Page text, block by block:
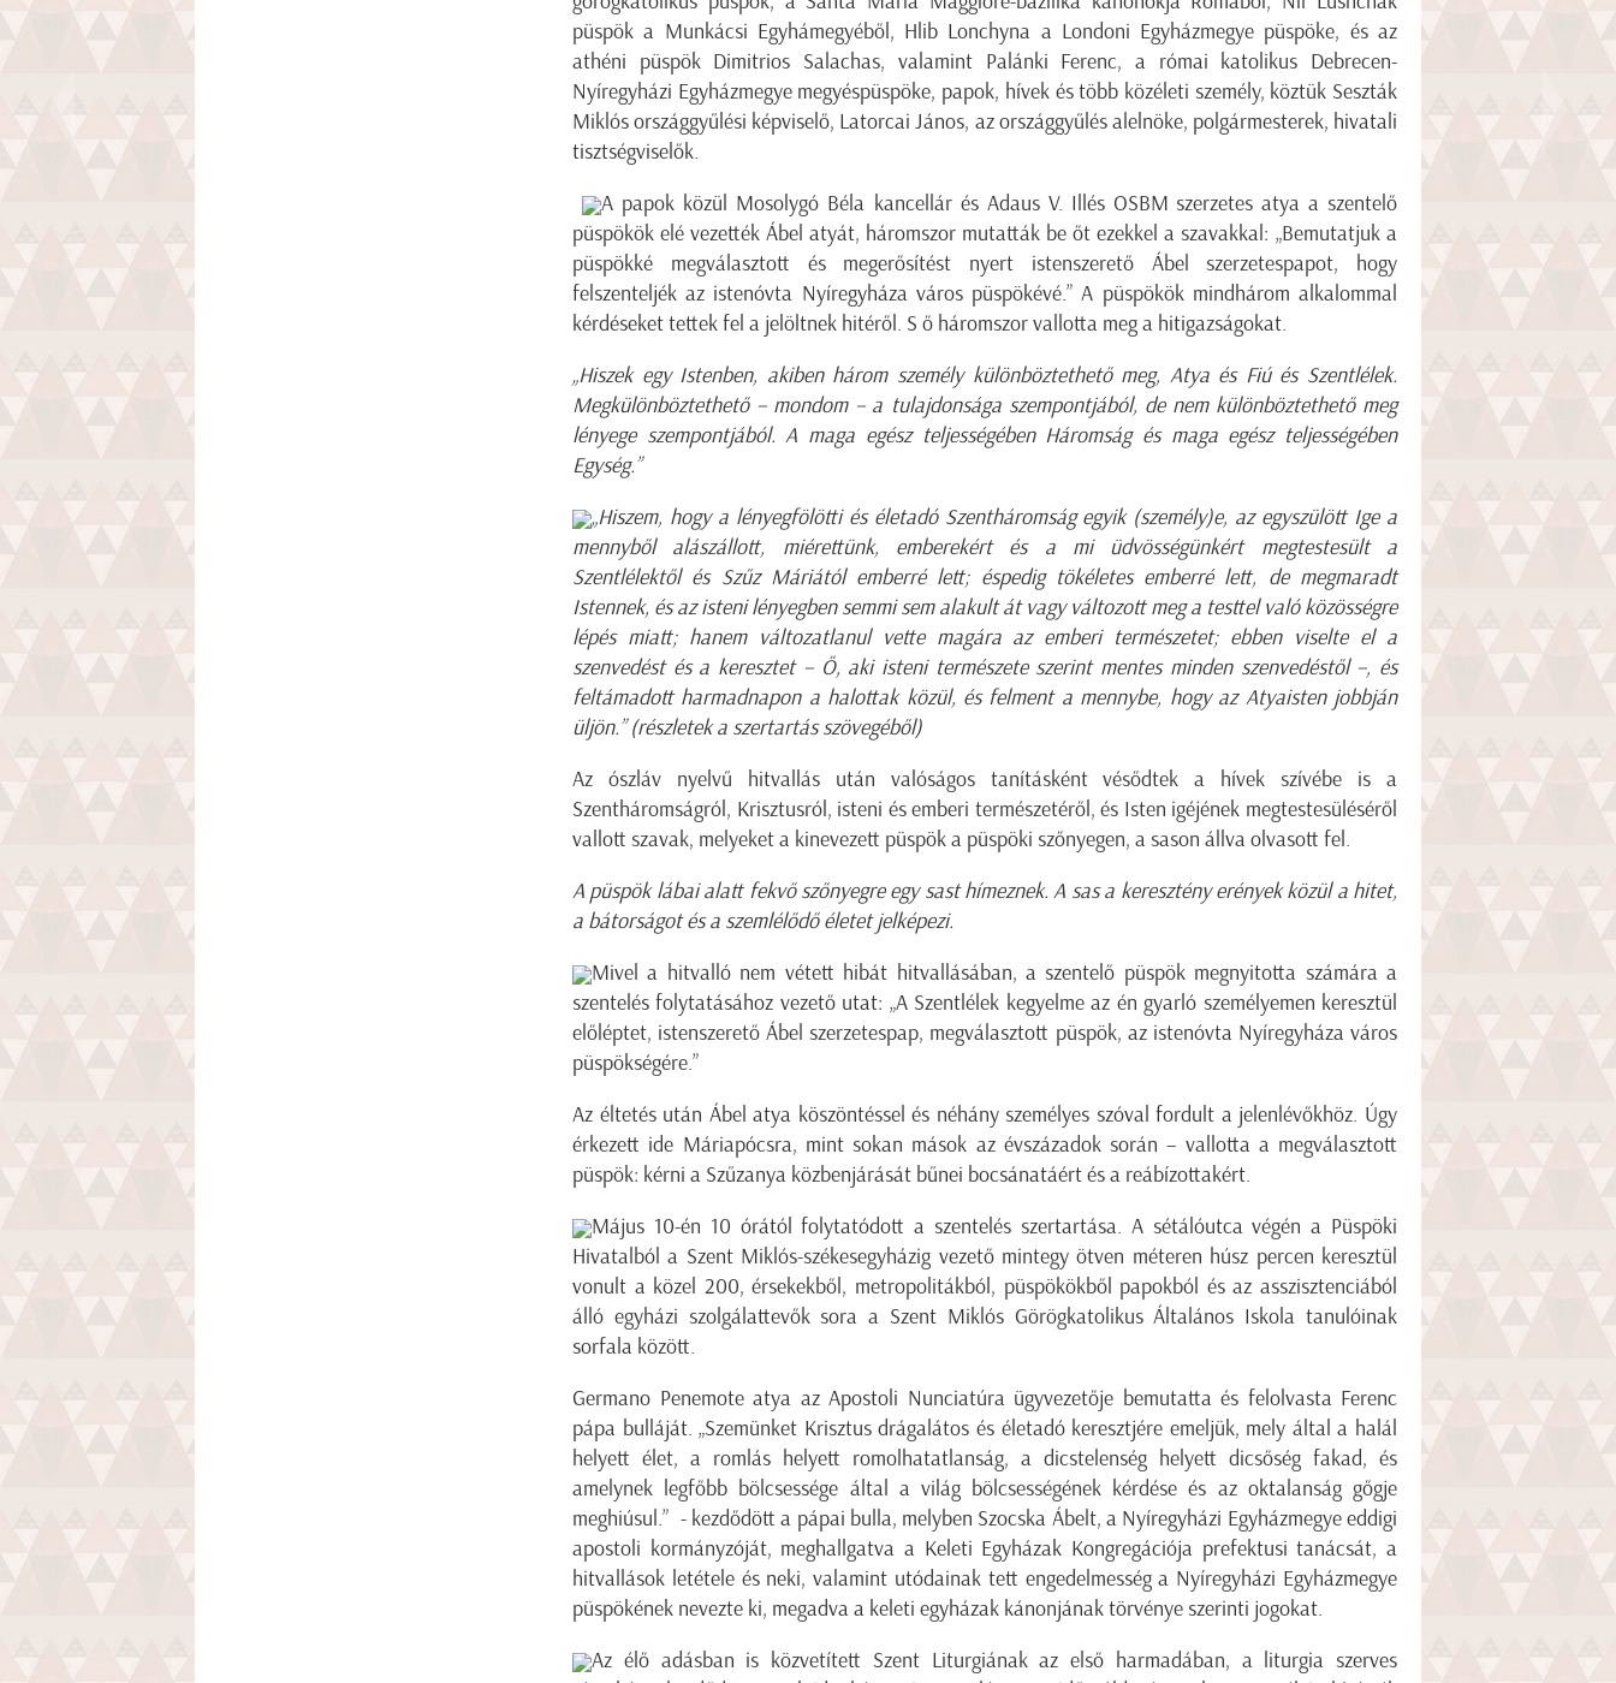
püspök a Munkácsi Egyhámegyéből, Hlib Lonchyna a Londoni Egyházmegye püspöke, és az
athéni püspök Dimitrios Salachas, valamint Palánki Ferenc, a római katolikus Debrecen-
Nyíregyházi Egyházmegye megyéspüspöke, papok, hívek és több közéleti személy, köztük Seszták
Miklós országgyűlési képviselő, Latorcai János, az országgyűlés alelnöke, polgármesterek, hivatali
tisztségviselők.
A papok közül Mosolygó Béla kancellár és Adaus V. Illés OSBM szerzetes atya a szentelő
püspökök elé vezették Ábel atyát, háromszor mutatták be őt ezekkel a szavakkal: „Bemutatjuk a
püspökké megválasztott és megerősítést nyert istenszerető Ábel szerzetespapot, hogy
felszenteljék az istenóvta Nyíregyháza város püspökévé.” A püspökök mindhárom alkalommal
kérdéseket tettek fel a jelöltnek hitéről. S ő háromszor vallotta meg a hitigazságokat.
„Hiszek egy Istenben, akiben három személy különböztethető meg, Atya és Fiú és Szentlélek.
Megkülönböztethető – mondom – a tulajdonsága szempontjából, de nem különböztethető meg
lényege szempontjából. A maga egész teljességében Háromság és maga egész teljességében
Egység.”
„Hiszem, hogy a lényegfölötti és életadó Szentháromság egyik (személy)e, az egyszülött Ige a
mennyből alászállott, miérettünk, emberekért és a mi üdvösségünkért megtestesült a
Szentlélektől és Szűz Máriától emberré lett; éspedig tökéletes emberré lett, de megmaradt
Istennek, és az isteni lényegben semmi sem alakult át vagy változott meg a testtel való közösségre
lépés miatt; hanem változatlanul vette magára az emberi természetet; ebben viselte el a
szenvedést és a keresztet – Ő, aki isteni természete szerint mentes minden szenvedéstől –, és
feltámadott harmadnapon a halottak közül, és felment a mennybe, hogy az Atyaisten jobbján
üljön.” (részletek a szertartás szövegéből)
Az ószláv nyelvű hitvallás után valóságos tanításként vésődtek a hívek szívébe is a
Szentháromságról, Krisztusról, isteni és emberi természetéről, és Isten igéjének megtestesüléséről
vallott szavak, melyeket a kinevezett püspök a püspöki szőnyegen, a sason állva olvasott fel.
A püspök lábai alatt fekvő szőnyegre egy sast hímeznek. A sas a keresztény erények közül a hitet,
a bátorságot és a szemlélődő életet jelképezi.
Mivel a hitvalló nem vétett hibát hitvallásában, a szentelő püspök megnyitotta számára a
szentelés folytatásához vezető utat: „A Szentlélek kegyelme az én gyarló személyemen keresztül
előléptet, istenszerető Ábel szerzetespap, megválasztott püspök, az istenóvta Nyíregyháza város
püspökségére.”
Az éltetés után Ábel atya köszöntéssel és néhány személyes szóval fordult a jelenlévőkhöz. Úgy
érkezett ide Máriapócsra, mint sokan mások az évszázadok során – vallotta a megválasztott
püspök: kérni a Szűzanya közbenjárását bűnei bocsánatáért és a reábízottakért.
Május 10-én 10 órától folytatódott a szentelés szertartása. A sétálóutca végén a Püspöki
Hivatalból a Szent Miklós-székesegyházig vezető mintegy ötven méteren húsz percen keresztül
vonult a közel 200, érsekekből, metropolitákból, püspökökből papokból és az asszisztenciából
álló egyházi szolgálattevők sora a Szent Miklós Görögkatolikus Általános Iskola tanulóinak
sorfala között.
Germano Penemote atya az Apostoli Nunciatúra ügyvezetője bemutatta és felolvasta Ferenc
pápa bulláját. „Szemünket Krisztus drágalátos és életadó keresztjére emeljük, mely által a halál
helyett élet, a romlás helyett romolhatatlanság, a dicstelenség helyett dicsőség fakad, és
amelynek legfőbb bölcsessége által a világ bölcsességének kérdése és az oktalanság gőgje
meghiúsul.” - kezdődött a pápai bulla, melyben Szocska Ábelt, a Nyíregyházi Egyházmegye eddigi
apostoli kormányzóját, meghallgatva a Keleti Egyházak Kongregációja prefektusi tanácsát, a
hitvallások letétele és neki, valamint utódainak tett engedelmesség a Nyíregyházi Egyházmegye
püspökének nevezte ki, megadva a keleti egyházak kánonjának törvénye szerinti jogokat.
Az élő adásban is közvetített Szent Liturgiának az első harmadában, a liturgia szerves